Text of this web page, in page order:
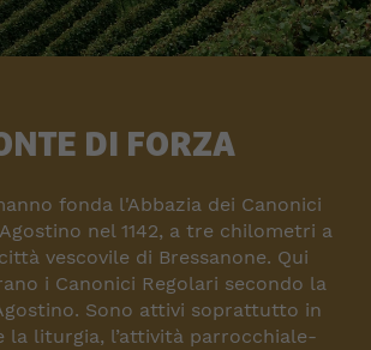
DI FORZA
fonda l'Abbazia dei Canonici
nel 1142, a tre chilometri a
vescovile di Bressanone. Qui
i Canonici Regolari secondo la
Sono attivi soprattutto in
la liturgia, l’attività parrocchiale-